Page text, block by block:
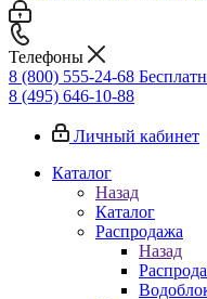
Телефоны
8 (800) 555-24-68
8 (495) 646-10-88
Личный кабинет
Каталог
Назад
Каталог
Распродажа
Назад